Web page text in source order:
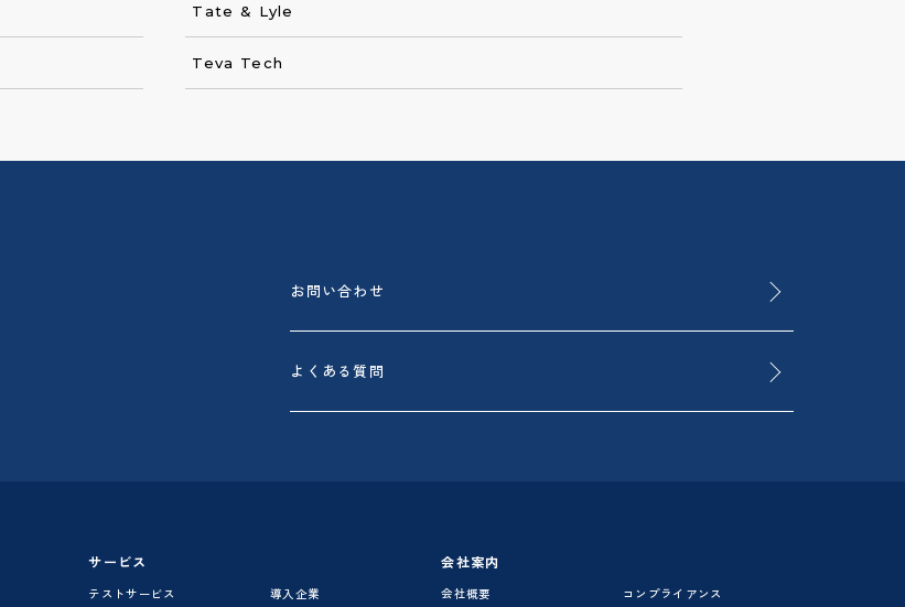
Tate & Lyle
Teva Tech
お問い合わせ
よくある質問
サービス
テストサービス 導入企業
会社案内
会社概要 コンプライアンス